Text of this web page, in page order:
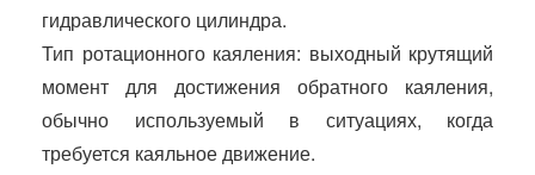
гидравлического цилиндра.
Тип ротационного каяления: выходный крутящий
момент для достижения обратного каяления,
обычно используемый в ситуациях, когда
требуется каяльное движение.